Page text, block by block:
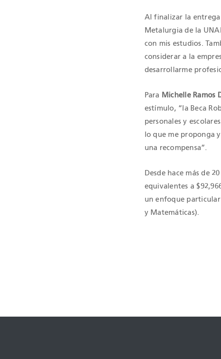
Al finalizar la
Metalurgia de la
con mis estudios.
considerar a la
desarrollarme
Para Michelle Ramos
estímulo, “la Beca
personales y
lo que me proponga
una recompensa”.
Desde hace más de
equivalentes a
un enfoque particular
y Matemáticas).